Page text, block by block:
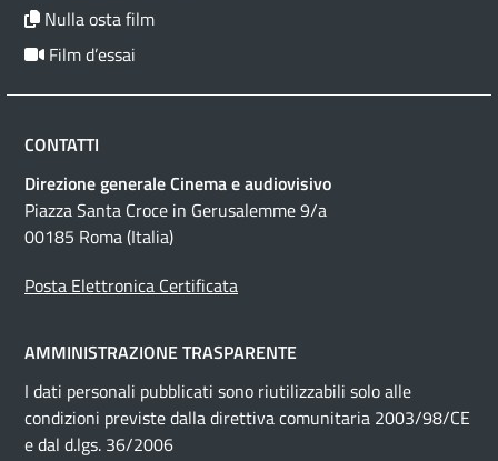
Nulla osta film
Film d’essai
CONTATTI
Direzione generale Cinema e audiovisivo
Piazza Santa Croce in Gerusalemme 9/a
00185 Roma (Italia)
Posta Elettronica Certificata
AMMINISTRAZIONE TRASPARENTE
I dati personali pubblicati sono riutilizzabili solo alle
condizioni previste dalla direttiva comunitaria 2003/98/CE
e dal d.lgs. 36/2006